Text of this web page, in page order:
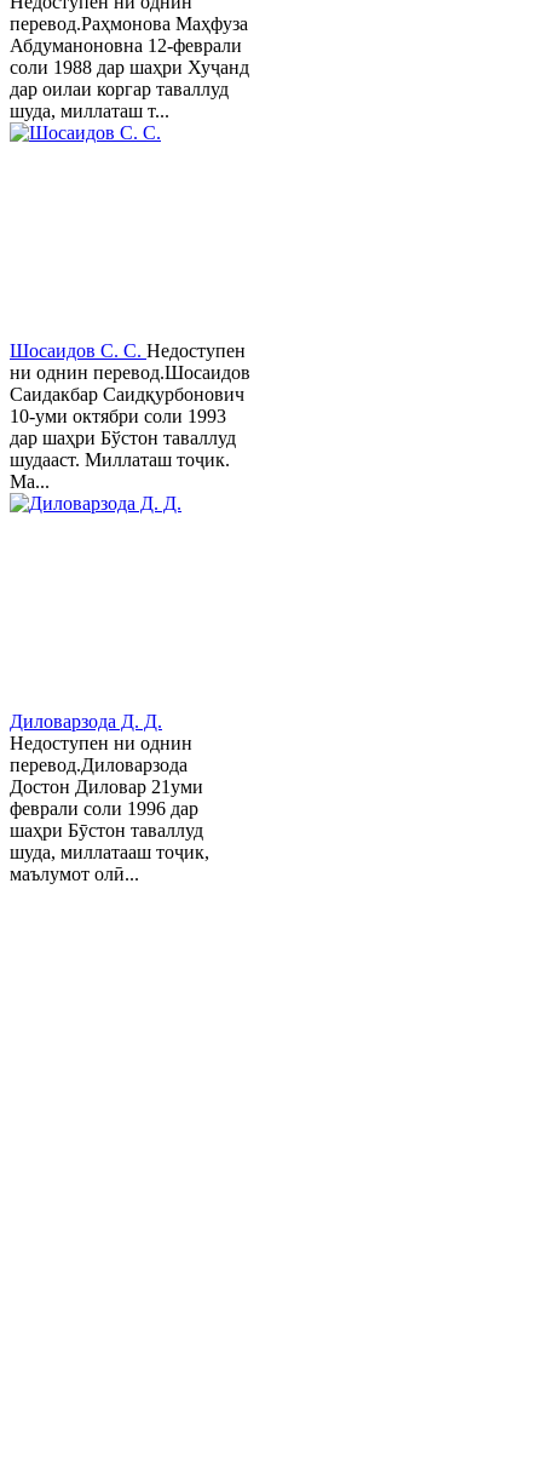
перевод.Раҳмонова Маҳфуза
Абдуманоновна 12-феврали
соли 1988 дар шаҳри Хуҷанд
дар оилаи коргар таваллуд
шуда, миллаташ т...
Шосаидов С. С. Недоступен
ни однин перевод.Шосаидов
Саидакбар Саидқурбонович
10-уми октябри соли 1993
дар шаҳри Бўстон таваллуд
шудааст. Миллаташ тоҷик.
Ма...
Диловарзода Д. Д.
Недоступен ни однин
перевод.Диловарзода
Достон Диловар 21уми
феврали соли 1996 дар
шаҳри Бӯстон таваллуд
шуда, миллатааш тоҷик,
маълумот олӣ...